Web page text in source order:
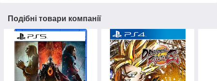
Подібні товари компанії